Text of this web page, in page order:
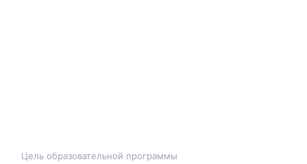
Цель образовательной программы